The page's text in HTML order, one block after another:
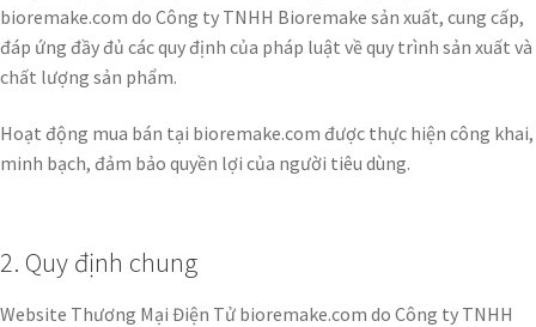
bioremake.com do Công ty TNHH Bioremake sản xuất, cung cấp,
đáp ứng đầy đủ các quy định của pháp luật về quy trình sản xuất và
chất lượng sản phẩm.
Hoạt động mua bán tại bioremake.com được thực hiện công khai,
minh bạch, đảm bảo quyền lợi của người tiêu dùng.
2. Quy định chung
Website Thương Mại Điện Tử bioremake.com do Công ty TNHH